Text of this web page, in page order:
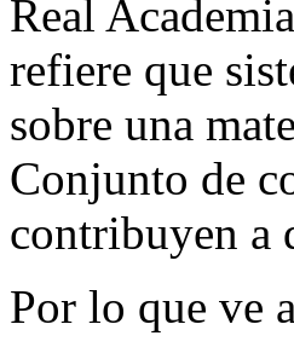
Real
refiere que
sobre una
Conjunto de
contribuyen a
Por lo que ve